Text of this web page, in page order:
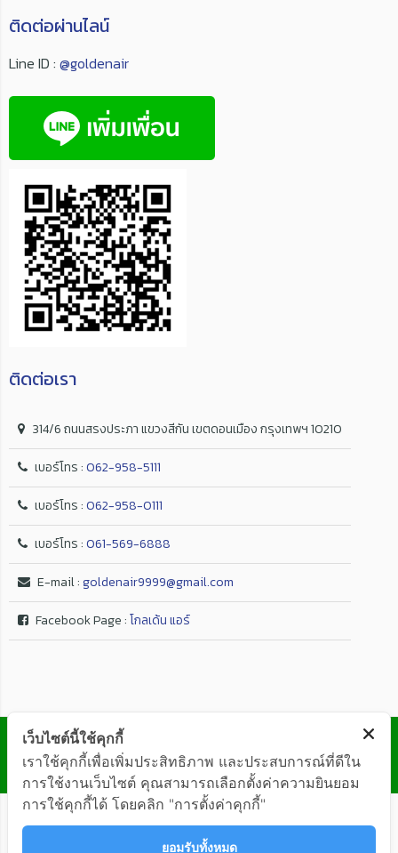
ติดต่อผ่านไลน์
Line ID : @goldenair
ติดต่อเรา
314/6 ถนนสรงประภา แขวงสีกัน เขตดอนเมือง กรุงเทพฯ 10210
เบอร์โทร :062-958-5111
เบอร์โทร :062-958-0111
เบอร์โทร :061-569-6888
E-mail :goldenair9999@gmail.com
Facebook Page :โกลเด้น แอร์
© GOLDEN AIR Co.,Ltd. ALL RIGHTS RESERVED
เว็บไซต์นี้ใช้คุกกี้
เราใช้คุกกี้เพื่อเพิ่มประสิทธิภาพ และประสบการณ์ที่ดีใน
การใช้งานเว็บไซต์ คุณสามารถเลือกตั้งค่าความยินยอม
การใช้คุกกี้ได้ โดยคลิก "การตั้งค่าคุกกี้"
ยอมรับทั้งหมด